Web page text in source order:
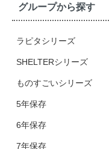
グループから探す
ラピタシリーズ
SHELTERシリーズ
ものすごいシリーズ
5年保存
6年保存
7年保存